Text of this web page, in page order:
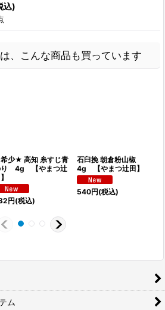
込)
、こんな商品も買っています
少★ 高知 糸すじ青
り 4g 【やまつ辻
円(税込)
石臼挽 朝倉粉山椒
4g 【やまつ辻田】
540円(税込)
ム